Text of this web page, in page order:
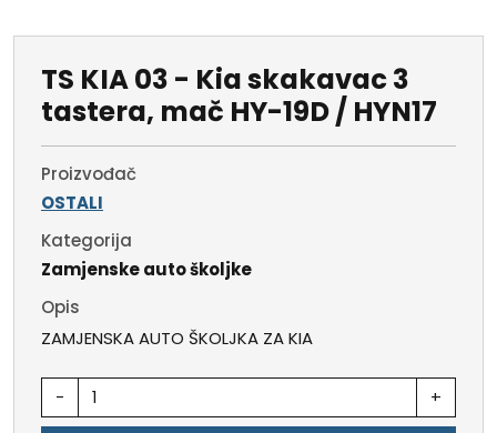
TS KIA 03 - Kia skakavac 3
tastera, mač HY-19D / HYN17
Proizvođač
OSTALI
Kategorija
Zamjenske auto školjke
Opis
ZAMJENSKA AUTO ŠKOLJKA ZA KIA
- +